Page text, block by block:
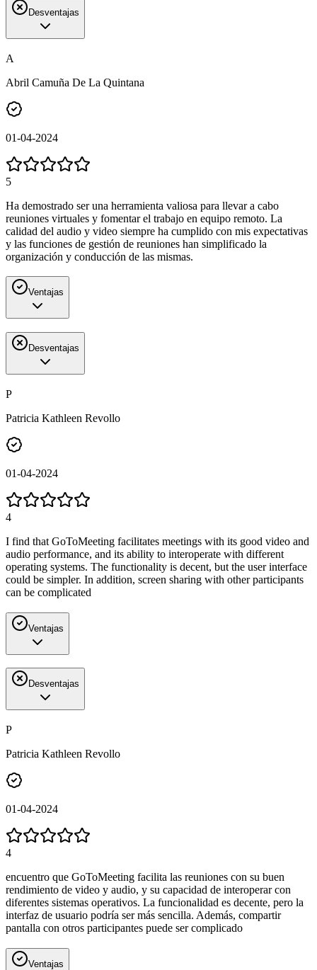
Desventajas
A
Abril Camuña De La Quintana
01-04-2024
5
Ha demostrado ser una herramienta valiosa para llevar a cabo
reuniones virtuales y fomentar el trabajo en equipo remoto. La
calidad del audio y video siempre ha cumplido con mis expectativas
y las funciones de gestión de reuniones han simplificado la
organización y conducción de las mismas.
Ventajas
Desventajas
P
Patricia Kathleen Revollo
01-04-2024
4
I find that GoToMeeting facilitates meetings with its good video and
audio performance, and its ability to interoperate with different
operating systems. The functionality is decent, but the user interface
could be simpler. In addition, screen sharing with other participants
can be complicated
Ventajas
Desventajas
P
Patricia Kathleen Revollo
01-04-2024
4
encuentro que GoToMeeting facilita las reuniones con su buen
rendimiento de video y audio, y su capacidad de interoperar con
diferentes sistemas operativos. La funcionalidad es decente, pero la
interfaz de usuario podría ser más sencilla. Además, compartir
pantalla con otros participantes puede ser complicado
Ventajas